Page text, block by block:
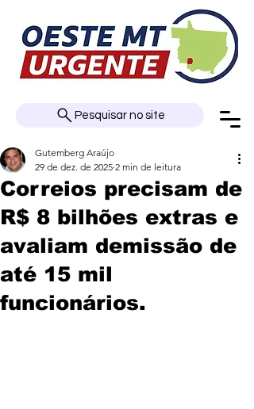
Pesquisar no site
Correios precisam de
R$ 8 bilhões extras e
avaliam demissão de
até 15 mil
funcionários.
Gutemberg Araújo
29 de dez. de 2025 2 min de leitura